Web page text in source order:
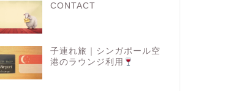
CONTACT
子連れ旅｜シンガポール空
港のラウンジ利用